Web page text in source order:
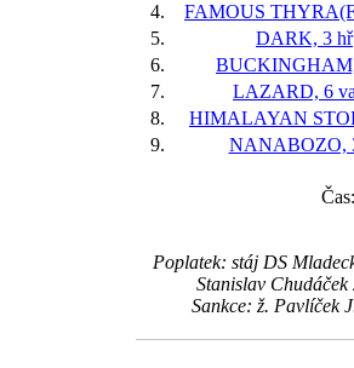
4.
FAMOUS
5.
DARK, 3 hř
6.
7.
LAZARD, 6
8.
HIMALAYAN
9.
NANABOZO,
Čas:
Poplatek: stáj DS
Stanislav
Sankce: ž. Pavlíček